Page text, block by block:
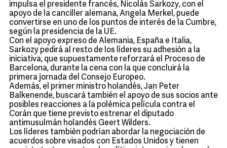
impulsa el presidente francés, Nicolás Sarkozy, con el
apoyo de la canciller alemana, Angela Merkel, puede
convertirse en uno de los puntos de interés de la Cumbre,
según la presidencia de la UE.
Con el apoyo expreso de Alemania, España e Italia,
Sarkozy pedirá al resto de los líderes su adhesión a la
iniciativa, que supuestamente reforzará el Proceso de
Barcelona, durante la cena con la que concluirá la
primera jornada del Consejo Europeo.
Además, el primer ministro holandés, Jan Peter
Balkenende, buscará también el apoyo de sus socios ante
posibles reacciones a la polémica película contra el
Corán que tiene previsto estrenar el diputado
antimusulmán holandés Geert Wilders.
Los líderes también podrían abordar la negociación de
acuerdos sobre visados con Estados Unidos y tienen